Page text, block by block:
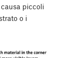
piccoli
o i